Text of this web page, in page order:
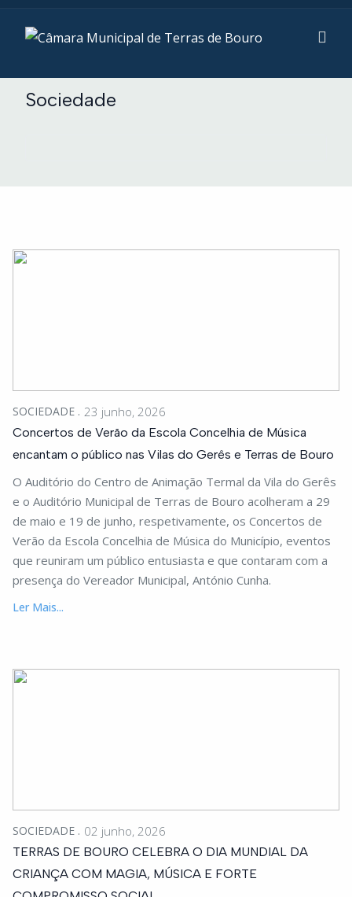
Sociedade
SOCIEDADE 23 junho, 2026
Concertos de Verão da Escola Concelhia de Música
encantam o público nas Vilas do Gerês e Terras de Bouro
O Auditório do Centro de Animação Termal da Vila do Gerês
e o Auditório Municipal de Terras de Bouro acolheram a 29
de maio e 19 de junho, respetivamente, os Concertos de
Verão da Escola Concelhia de Música do Município, eventos
que reuniram um público entusiasta e que contaram com a
presença do Vereador Municipal, António Cunha.
Ler Mais...
SOCIEDADE 02 junho, 2026
TERRAS DE BOURO CELEBRA O DIA MUNDIAL DA
CRIANÇA COM MAGIA, MÚSICA E FORTE